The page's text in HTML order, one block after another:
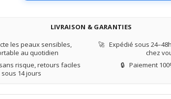
LIVRAISON & GARANTIES
les peaux sensibles,
au quotidien
🚀 Expédié sous
chez
risque, retours faciles
sous 14 jours
🔒 Paiement